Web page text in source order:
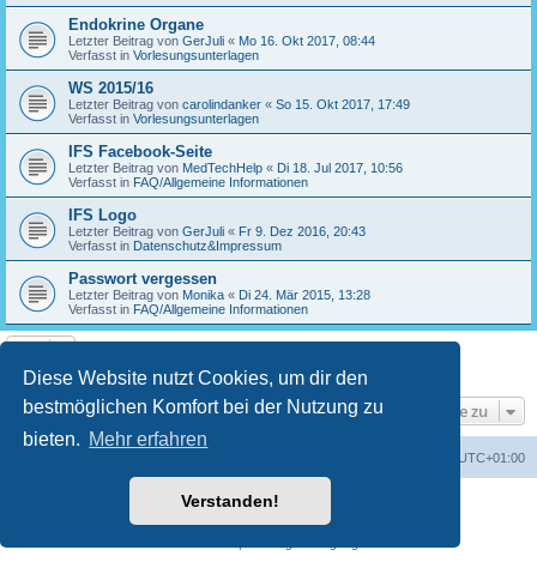
Diese Website nutzt Cookies, um dir den
bestmöglichen Komfort bei der Nutzung zu
bieten. Mehr erfahren
Verstanden!
Endokrine Organe
Letzter Beitrag von GerJuli « Mo 16. Okt 2017, 08:44
Verfasst in Vorlesungsunterlagen
WS 2015/16
Letzter Beitrag von carolindanker « So 15. Okt 2017, 17:49
Verfasst in Vorlesungsunterlagen
IFS Facebook-Seite
Letzter Beitrag von MedTechHelp « Di 18. Jul 2017, 10:56
Verfasst in FAQ/Allgemeine Informationen
IFS Logo
Letzter Beitrag von GerJuli « Fr 9. Dez 2016, 20:43
Verfasst in Datenschutz&Impressum
Passwort vergessen
Letzter Beitrag von Monika « Di 24. Mär 2015, 13:28
Verfasst in FAQ/Allgemeine Informationen
Die Suche ergab 17 Treffer • Seite 1 von
Gehe zu
UTC+01:00
Powered byphpBB® Forum Software © phpBB Limited
phpBB.de